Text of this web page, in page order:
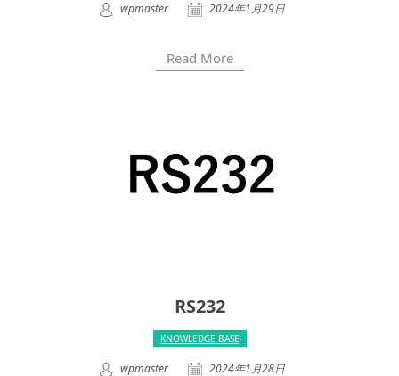
wpmaster 2024年1月29日
Read More
RS232
KNOWLEDGE BASE
wpmaster 2024年1月28日